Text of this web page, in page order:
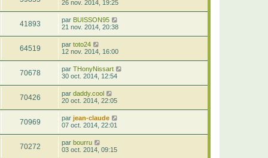
26 nov. 2014, 19:25
41893 par BUISSON95
21 nov. 2014, 20:38
64519 par toto24
12 nov. 2014, 16:00
70678 par THonyNissart
30 oct. 2014, 12:54
70426 par daddy.cool
20 oct. 2014, 22:05
70969 par jean-claude
07 oct. 2014, 22:01
70272 par bourru
03 oct. 2014, 09:15